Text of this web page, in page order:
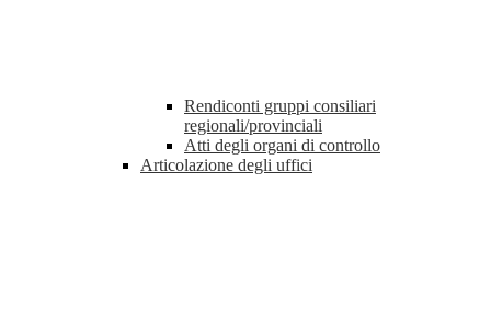
Rendiconti gruppi consiliari
regionali/provinciali
Atti degli organi di controllo
Articolazione degli uffici